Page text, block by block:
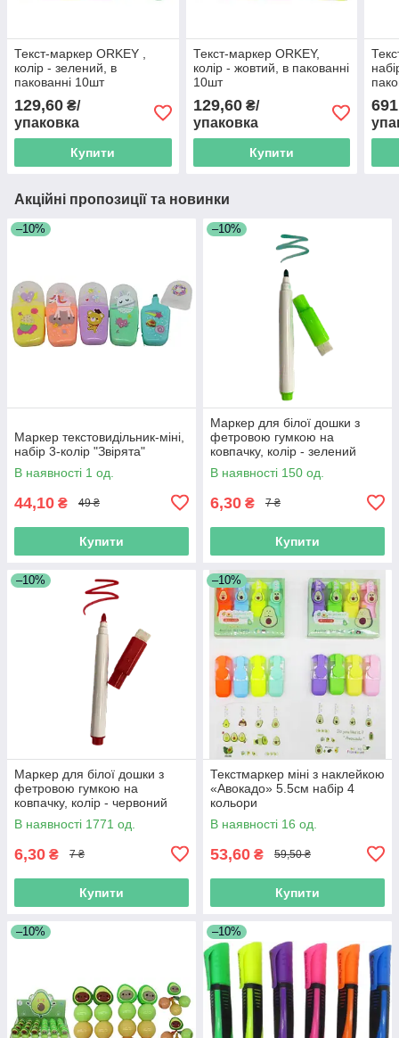
Текст-маркер ORKEY ,
колір - зелений, в
пакованні 10шт
129,60 ₴/
упаковка
Купити
Текст-маркер ORKEY,
колір - жовтий, в пакованні
10шт
129,60₴/
упаковка
Купити
Акційні пропозиції та новинки
–10%
Маркер текстовидільник-міні,
набір 3-колір "Звірята"
В наявності 1 од.
44,10 ₴ 49 ₴
Купити
–10%
Маркер для білої дошки з
фетровою гумкою на
ковпачку, колір - зелений
В наявності 150 од.
6,30 ₴ 7 ₴
Купити
–10%
Маркер для білої дошки з
фетровою гумкою на
ковпачку, колір - червоний
В наявності 1771 од.
6,30 ₴ 7 ₴
Купити
–10%
Текстмаркер міні з наклейкою
«Авокадо» 5.5см набір 4
кольори
В наявності 16 од.
53,60 ₴ 59,50 ₴
Купити
–10% –10%